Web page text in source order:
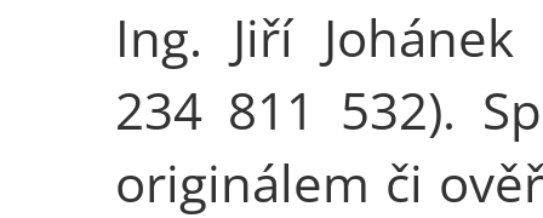
Ing. Jiří
234 811 532).
originálem či